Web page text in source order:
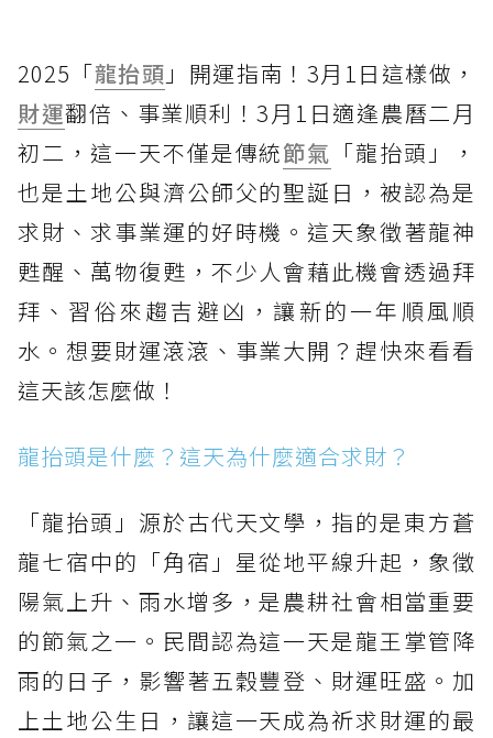
2025「龍抬頭 」開運指南！3月1日這樣做，
財運翻倍、事業順利！3月1日適逢農曆二月
初二，這一天不僅是傳統節氣 「龍抬頭」，
也是土地公與濟公師父的聖誕日，被認為是
求財、求事業運的好時機。這天象徵著龍神
甦醒、萬物復甦，不少人會藉此機會透過拜
拜、習俗來趨吉避凶，讓新的一年順風順
水。想要財運滾滾、事業大開？趕快來看看
這天該怎麼做！
龍抬頭是什麼？這天為什麼適合求財？
「龍抬頭」源於古代天文學，指的是東方蒼
龍七宿中的「角宿」星從地平線升起，象徵
陽氣上升、雨水增多，是農耕社會相當重要
的節氣之一。民間認為這一天是龍王掌管降
雨的日子，影響著五穀豐登、財運旺盛。加
上土地公生日，讓這一天成為祈求財運的最